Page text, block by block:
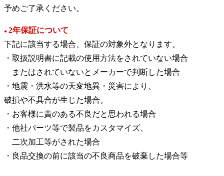
予めご了承ください。
● 2年保証について
下記に該当する場合、保証の対象外となります。
・取扱説明書に記載の使用方法をされていない場合
またはされていないとメーカーで判断した場合
・地震・洪水等の天変地異・災害により、
破損や不具合が生じた場合。
・お客様に責のある不良だと思われる場合
・他社パーツ等で製品をカスタマイズ、
二次加工等がされた場合
・良品交換の前に該当の不良商品を破棄した場合等